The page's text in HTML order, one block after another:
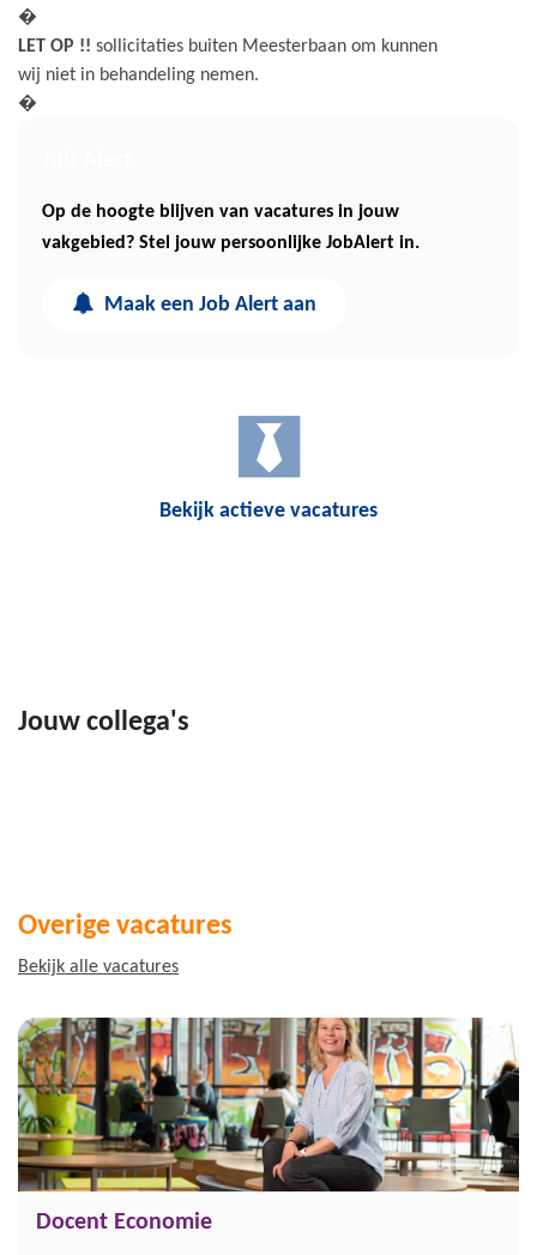
�
LET OP !! sollicitaties buiten Meesterbaan om kunnen
wij niet in behandeling nemen.
�
Op de hoogte blijven van vacatures in jouw
vakgebied? Stel jouw persoonlijke JobAlert in.
Maak een Job Alert aan
Bekijk actieve vacatures
Jouw collega's
Overige vacatures
Bekijk alle vacatures
Docent Economie